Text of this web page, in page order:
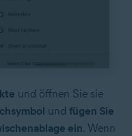
und öffnen Sie sie
und fügen Sie
ein. Wenn